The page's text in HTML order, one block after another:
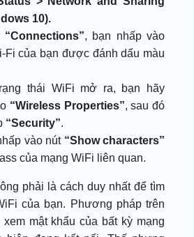
10).
“Connections”, bạn nhấp vào
Fi của bạn được đánh dấu màu
thái WiFi mở ra, bạn hãy
“Wireless Properties”, sau đó
“Security”.
vào nút “Show characters”
của mạng WiFi liên quan.
phải là cách duy nhất để tìm
của bạn. Phương pháp trên
mật khẩu của bất kỳ mạng